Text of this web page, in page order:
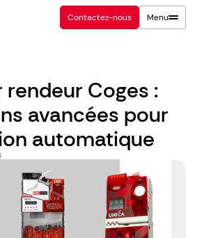
Contactez-nous Menu
rendeur Coges :
avancées pour
automatique